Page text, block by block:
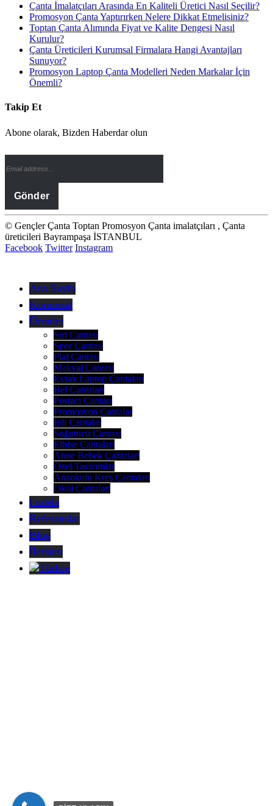
Çanta İmalatçıları Arasında En Kaliteli Üretici Nasıl Seçilir?
Promosyon Çanta Yaptırırken Nelere Dikkat Etmelisiniz?
Toptan Çanta Alımında Fiyat ve Kalite Dengesi Nasıl
Kurulur?
Çanta Üreticileri Kurumsal Firmalara Hangi Avantajları
Sunuyor?
Promosyon Laptop Çanta Modelleri Neden Markalar İçin
Önemli?
Takip Et
Abone olarak, Bizden Haberdar olun
© Gençler Çanta Toptan Promosyon Çanta imalatçıları , Çanta
üreticileri Bayrampaşa İSTANBUL
Facebook Twitter Instagram
Ana Sayfa
Kurumsal
Ürünler
Sırt Çantası
Spor Çantası
Plaj Çantası
Makyaj Çantası
Evrak Laptop Çantaları
Bel Çantaları
Postacı Çantası
Promosyon Çantalar
İpli Çantalar
Soğutucu Çantası
Elbise Çantaları
Anne Bebek Çantaları
Özel Tasarımlar
Anaokulu Kreş Çantaları
Okul Çantaları
Fudela
Referanslar
Blog
İletişim
Türkçe